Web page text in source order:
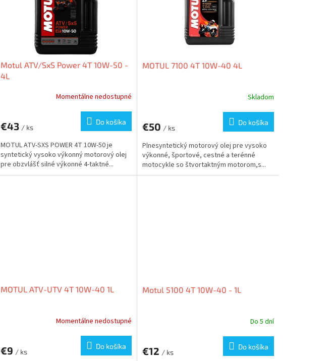
Motul ATV/SxS Power 4T 10W-50 -
4L
Momentálne nedostupné
€43 / ks
Do košíka
MOTUL ATV-SXS POWER 4T 10W-50 je
syntetický vysoko výkonný motorový olej
pre obzvlášť silné výkonné 4-taktné...
MOTUL 7100 4T 10W-40 4L
Skladom
€50 / ks
Do košíka
Plnesyntetický motorový olej pre vysoko
výkonné, športové, cestné a terénné
motocykle so štvortaktným motorom,s...
MOTUL ATV-UTV 4T 10W-40 1L
Momentálne nedostupné
€9 / ks
Do košíka
Motul 5100 4T 10W-40 - 1L
Do 5 dní
€12 / ks
Do košíka